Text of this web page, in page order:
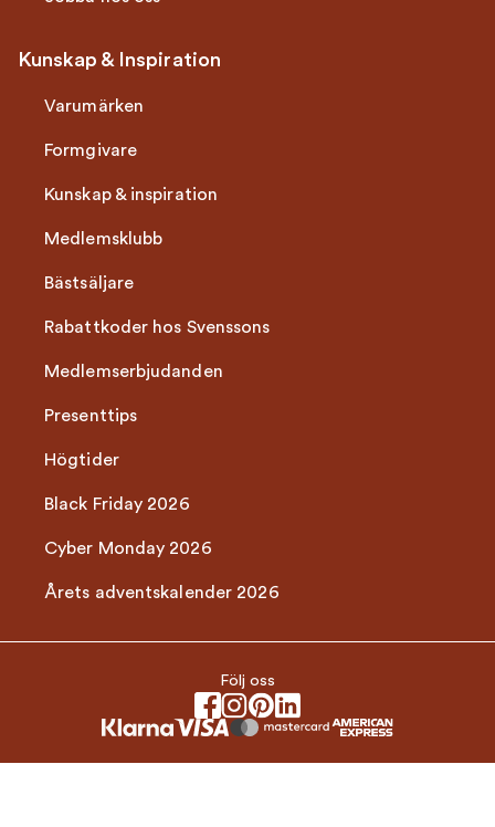
Kunskap & Inspiration
Varumärken
Formgivare
Kunskap & inspiration
Medlemsklubb
Bästsäljare
Rabattkoder hos Svenssons
Medlemserbjudanden
Presenttips
Högtider
Black Friday 2026
Cyber Monday 2026
Årets adventskalender 2026
Följ oss